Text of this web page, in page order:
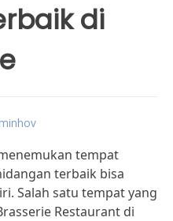
di
tempat
terbaik bisa
Salah satu tempat yang
Restaurant di